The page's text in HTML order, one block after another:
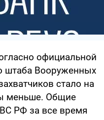
официальной
штаба Вооруженных
стало на
меньше. Общие
РФ за все время